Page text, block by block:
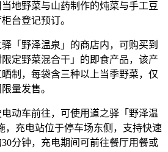
地野菜与山药制作的炖菜与手工豆
台登记预订。
驿「野泽温泉」的商店内，可购买到
定野菜混合干」的即食产品，该产
制，每袋含三种以上当季野菜，仅
量发售。
电动车前往，可使用道之驿「野泽温
，充电站位于停车场东侧，支持快速
分钟，充电期间可前往餐厅用餐或